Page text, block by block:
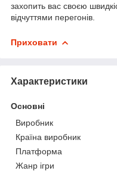
захопить вас своєю
відчуттями перегонів.
Приховати
Характеристики
Основні
Виробник
Країна виробник
Платформа
Жанр ігри